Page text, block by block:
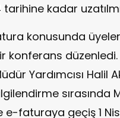
tarihine kadar
konusunda
konferans
Yardımcısı Halil
sırasında
e-faturaya geçiş 1